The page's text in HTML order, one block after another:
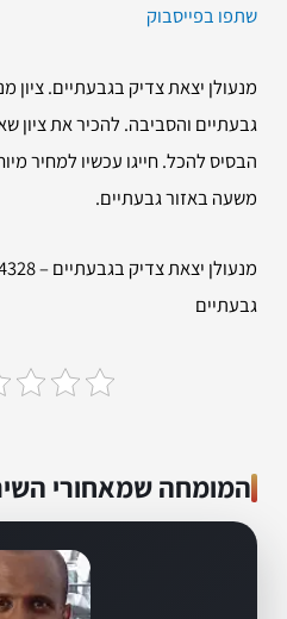
שתפו בפייסבוק
מנעולן יצאת צדיק בגבעתיים. ציון
גבעתיים והסביבה. להכיר את ציון
הבסיס להכל. חייגו עכשיו למחיר
משעה באזור גבעתיים.
גבעתיים
המומחה שמאחורי